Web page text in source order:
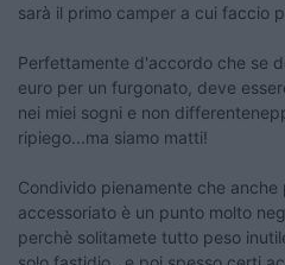
sarà il primo camper a cui faccio
Perfettamente d'accordo che se
euro per un furgonato, deve
nei miei sogni e non
ripiego...ma siamo matti!
Condivido pienamente che
accessoriato è un punto molto
perchè solitamete tutto peso